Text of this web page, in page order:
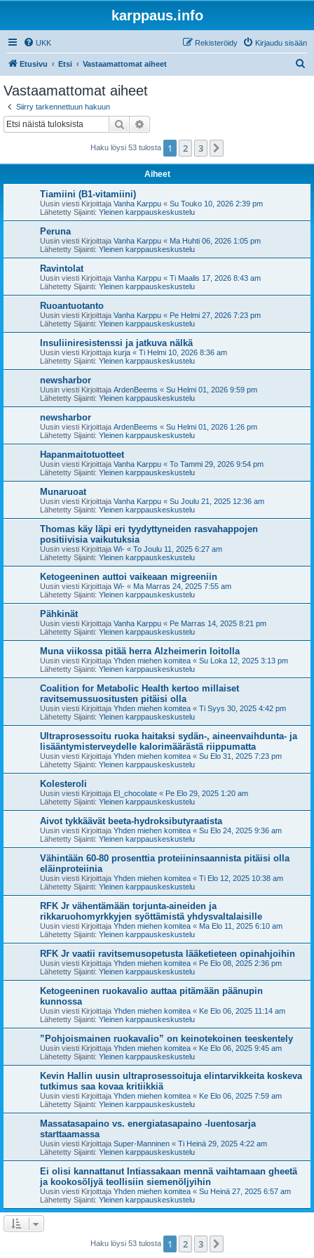
karppaus.info
UKK Kirjaudu sisään
Rekisteröidy
Etusivu Etsi Vastaamattomat aiheet
Vastaamattomat aiheet
Siirry tarkennettuun hakuun
Etsi
Haku löysi 53 tulosta 1 2 3
Aiheet
Tiamiini (B1-vitamiini)
Uusin viesti Kirjoittaja Vanha Karppu « Su Touko 10, 2026 2:39 pm
Lähetetty Sijainti: Yleinen karppauskeskustelu
Peruna
Uusin viesti Kirjoittaja Vanha Karppu « Ma Huhti 06, 2026 1:05 pm
Lähetetty Sijainti: Yleinen karppauskeskustelu
Ravintolat
Uusin viesti Kirjoittaja Vanha Karppu « Ti Maalis 17, 2026 8:43 am
Lähetetty Sijainti: Yleinen karppauskeskustelu
Ruoantuotanto
Uusin viesti Kirjoittaja Vanha Karppu « Pe Helmi 27, 2026 7:23 pm
Lähetetty Sijainti: Yleinen karppauskeskustelu
Insuliiniresistenssi ja jatkuva nälkä
Uusin viesti Kirjoittaja kurja « Ti Helmi 10, 2026 8:36 am
Lähetetty Sijainti: Yleinen karppauskeskustelu
newsharbor
Uusin viesti Kirjoittaja ArdenBeems « Su Helmi 01, 2026 9:59 pm
Lähetetty Sijainti: Yleinen karppauskeskustelu
newsharbor
Uusin viesti Kirjoittaja ArdenBeems « Su Helmi 01, 2026 1:26 pm
Lähetetty Sijainti: Yleinen karppauskeskustelu
Hapanmaitotuotteet
Uusin viesti Kirjoittaja Vanha Karppu « To Tammi 29, 2026 9:54 pm
Lähetetty Sijainti: Yleinen karppauskeskustelu
Munaruoat
Uusin viesti Kirjoittaja Vanha Karppu « Su Joulu 21, 2025 12:36 am
Lähetetty Sijainti: Yleinen karppauskeskustelu
Thomas käy läpi eri tyydyttyneiden rasvahappojen
positiivisia vaikutuksia
Uusin viesti Kirjoittaja Wi- « To Joulu 11, 2025 6:27 am
Lähetetty Sijainti: Yleinen karppauskeskustelu
Ketogeeninen auttoi vaikeaan migreeniin
Uusin viesti Kirjoittaja Wi- « Ma Marras 24, 2025 7:55 am
Lähetetty Sijainti: Yleinen karppauskeskustelu
Pähkinät
Uusin viesti Kirjoittaja Vanha Karppu « Pe Marras 14, 2025 8:21 pm
Lähetetty Sijainti: Yleinen karppauskeskustelu
Muna viikossa pitää herra Alzheimerin loitolla
Uusin viesti Kirjoittaja Yhden miehen komitea « Su Loka 12, 2025 3:13 pm
Lähetetty Sijainti: Yleinen karppauskeskustelu
Coalition for Metabolic Health kertoo millaiset
ravitsemussuositusten pitäisi olla
Uusin viesti Kirjoittaja Yhden miehen komitea « Ti Syys 30, 2025 4:42 pm
Lähetetty Sijainti: Yleinen karppauskeskustelu
Ultraprosessoitu ruoka haitaksi sydän-, aineenvaihdunta- ja
lisääntymisterveydelle kalorimäärästä riippumatta
Uusin viesti Kirjoittaja Yhden miehen komitea « Su Elo 31, 2025 7:23 pm
Lähetetty Sijainti: Yleinen karppauskeskustelu
Kolesteroli
Uusin viesti Kirjoittaja El_chocolate « Pe Elo 29, 2025 1:20 am
Lähetetty Sijainti: Yleinen karppauskeskustelu
Aivot tykkäävät beeta-hydroksibutyraatista
Uusin viesti Kirjoittaja Yhden miehen komitea « Su Elo 24, 2025 9:36 am
Lähetetty Sijainti: Yleinen karppauskeskustelu
Vähintään 60-80 prosenttia proteiininsaannista pitäisi olla
eläinproteiinia
Uusin viesti Kirjoittaja Yhden miehen komitea « Ti Elo 12, 2025 10:38 am
Lähetetty Sijainti: Yleinen karppauskeskustelu
RFK Jr vähentämään torjunta-aineiden ja
rikkaruohomyrkkyjen syöttämistä yhdysvaltalaisille
Uusin viesti Kirjoittaja Yhden miehen komitea « Ma Elo 11, 2025 6:10 am
Lähetetty Sijainti: Yleinen karppauskeskustelu
RFK Jr vaatii ravitsemusopetusta lääketieteen opinahjoihin
Uusin viesti Kirjoittaja Yhden miehen komitea « Pe Elo 08, 2025 2:36 pm
Lähetetty Sijainti: Yleinen karppauskeskustelu
Ketogeeninen ruokavalio auttaa pitämään päänupin
kunnossa
Uusin viesti Kirjoittaja Yhden miehen komitea « Ke Elo 06, 2025 11:14 am
Lähetetty Sijainti: Yleinen karppauskeskustelu
”Pohjoismainen ruokavalio” on keinotekoinen teeskentely
Uusin viesti Kirjoittaja Yhden miehen komitea « Ke Elo 06, 2025 9:45 am
Lähetetty Sijainti: Yleinen karppauskeskustelu
Kevin Hallin uusin ultraprosessoituja elintarvikkeita koskeva
tutkimus saa kovaa kritiikkiä
Uusin viesti Kirjoittaja Yhden miehen komitea « Ke Elo 06, 2025 7:59 am
Lähetetty Sijainti: Yleinen karppauskeskustelu
Massatasapaino vs. energiatasapaino -luentosarja
starttaamassa
Uusin viesti Kirjoittaja Super-Manninen « Ti Heinä 29, 2025 4:22 am
Lähetetty Sijainti: Yleinen karppauskeskustelu
Ei olisi kannattanut Intiassakaan mennä vaihtamaan gheetä
ja kookosöljyä teollisiin siemenöljyihin
Uusin viesti Kirjoittaja Yhden miehen komitea « Su Heinä 27, 2025 6:57 am
Lähetetty Sijainti: Yleinen karppauskeskustelu
Haku löysi 53 tulosta 1 2 3